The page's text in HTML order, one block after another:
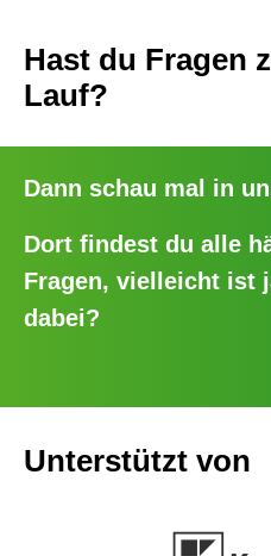
Hast du Fragen
Lauf?
Dann schau mal in
Dort findest du alle
Fragen, vielleicht ist
dabei?
Unterstützt von